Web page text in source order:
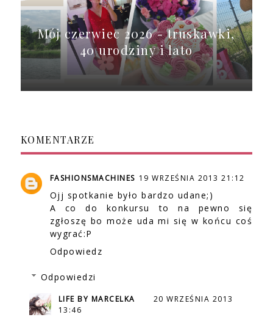
Mój czerwiec 2026 - truskawki,
40 urodziny i lato
KOMENTARZE
FASHIONSMACHINES 19 WRZEŚNIA 2013 21:12
Ojj spotkanie było bardzo udane;)
A co do konkursu to na pewno się
zgłoszę bo może uda mi się w końcu coś
wygrać:P
Odpowiedz
Odpowiedzi
LIFE BY MARCELKA
20 WRZEŚNIA 2013
13:46